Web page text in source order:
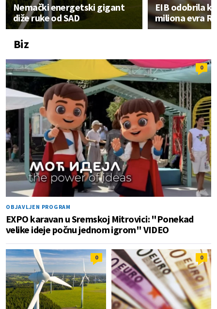
Nemački energetski gigant
diže ruke od SAD
EIB odobrila
miliona evra
Biz
0
OBJAVLJEN PROGRAM
EXPO karavan u Sremskoj Mitrovici: "Ponekad
velike ideje počnu jednom igrom" VIDEO
0 0